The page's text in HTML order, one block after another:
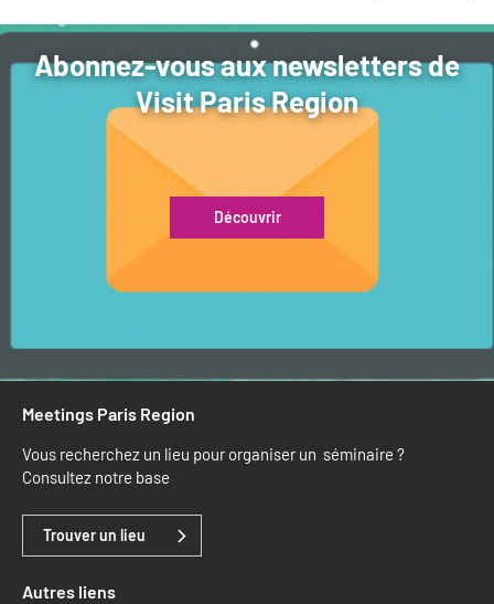
Abonnez-vous aux newsletters de
Visit Paris Region
Découvrir
Meetings Paris Region
Vous recherchez un lieu pour organiser un séminaire ?
Consultez notre base
Trouver un lieu
Autres liens